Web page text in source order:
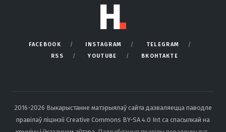
FACEBOOK INSTAGRAM
TELEGRAM
RSS
YOUTUBE ВКОНТАКТЕ
2016-2026 Выкарыстанне матэрыялаў сайта дазваляецца паводле
правілаў ліцэнзіі Creative Commons BY-SA 4.0 Int са спасылкай на